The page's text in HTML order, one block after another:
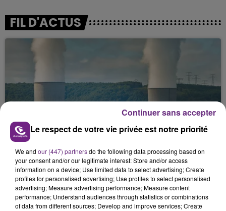
FIL D'ACTUS
LA CENTRALE NUCLÉAIRE DE CHOOZ
TOUJOURS À L'ARRÊT
Cela fait déjà une semaine que la centrale
nucléaire ardennaise est à l'arrêt. Une situation
justifiée par la sécheresse intense qui est toujours
présente.
Le respect de votre vie privée est notre priorité
We and our (447) partnersdo the following data processing based on
your consent and/or our legitimate interest: Store and/or access
information on a device; Use limited data to select advertising; Create
profiles for personalised advertising; Use profiles to select personalised
advertising; Measure advertising performance; Measure content
performance; Understand audiences through statistics or combinations
of data from different sources; Develop and improve services; Create
Continuer sans accepter